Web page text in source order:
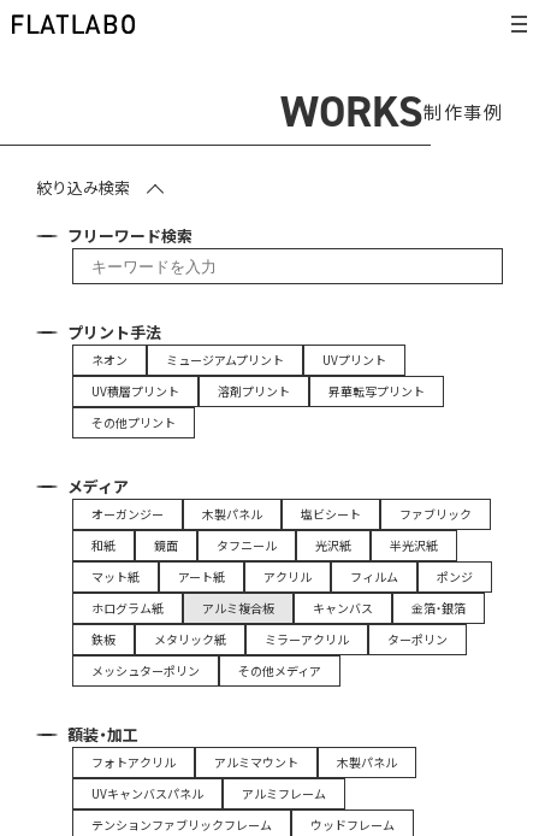
WORKS制作事例
絞り込み検索
フリーワード検索
プリント手法
ネオン ミュージアムプリント
UVプリント
UV積層プリント
溶剤プリント
昇華転写プリント
その他プリント
メディア
オーガンジー 木製パネル 塩ビシート
ファブリック
和紙
鏡面 タフニール 光沢紙
半光沢紙
マット紙
アート紙 アクリル フィルム
ポンジ
ホログラム紙
アルミ複合板 キャンバス
金箔・銀箔
鉄板
メタリック紙 ミラーアクリル
ターポリン
メッシュターポリン
その他メディア
額装・加工
フォトアクリル アルミマウント
木製パネル
UVキャンバスパネル
アルミフレーム
テンションファブリックフレーム
ウッドフレーム